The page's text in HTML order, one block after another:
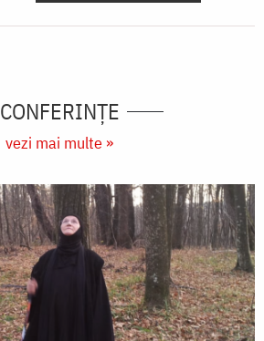
CONFERINȚE
vezi mai multe »